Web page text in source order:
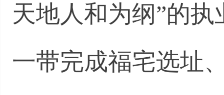
天地人和为纲”的
一带完成福宅选址